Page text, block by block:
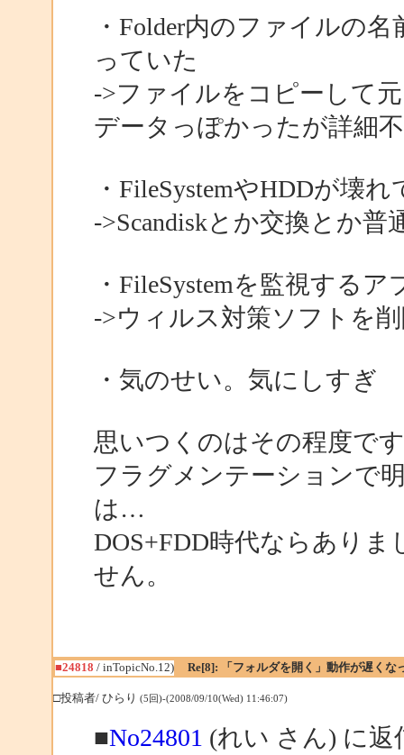
・Folder内のファイルの
っていた
->ファイルをコピーして
データっぽかったが詳細
・FileSystemやHDDが壊れ
->Scandiskとか交換とか普
・FileSystemを監視する
->ウィルス対策ソフトを
・気のせい。気にしすぎ
思いつくのはその程度で
フラグメンテーションで
は…
DOS+FDD時代ならあり
せん。
■24818 / inTopicNo.12) Re[8]: 「フォルダを開く」動作が遅くな
□投稿者/ ひらり (5回)-(2008/09/10(Wed) 11:46:07)
■No24801 (れい さん) に返